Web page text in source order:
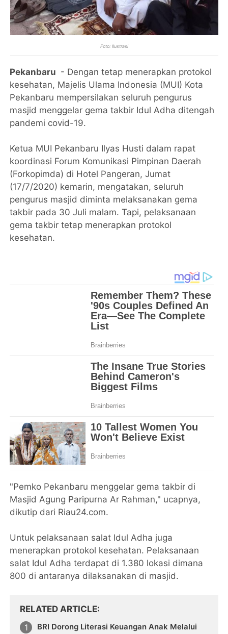
Foto: Ilustrasi
Pekanbaru - Dengan tetap menerapkan protokol
kesehatan, Majelis Ulama Indonesia (MUI) Kota
Pekanbaru mempersilakan seluruh pengurus
masjid menggelar gema takbir Idul Adha ditengah
pandemi covid-19.
Ketua MUI Pekanbaru Ilyas Husti dalam rapat
koordinasi Forum Komunikasi Pimpinan Daerah
(Forkopimda) di Hotel Pangeran, Jumat
(17/7/2020) kemarin, mengatakan, seluruh
pengurus masjid diminta melaksanakan gema
takbir pada 30 Juli malam. Tapi, pelaksanaan
gema takbir tetap menerapkan protokol
kesehatan.
"Pemko Pekanbaru menggelar gema takbir di
Masjid Agung Paripurna Ar Rahman," ucapnya,
dikutip dari Riau24.com.
Untuk pelaksanaan salat Idul Adha juga
menerapkan protokol kesehatan. Pelaksanaan
salat Idul Adha terdapat di 1.380 lokasi dimana
800 di antaranya dilaksanakan di masjid.
RELATED ARTICLE
BRI Dorong Literasi Keuangan Anak Melalui